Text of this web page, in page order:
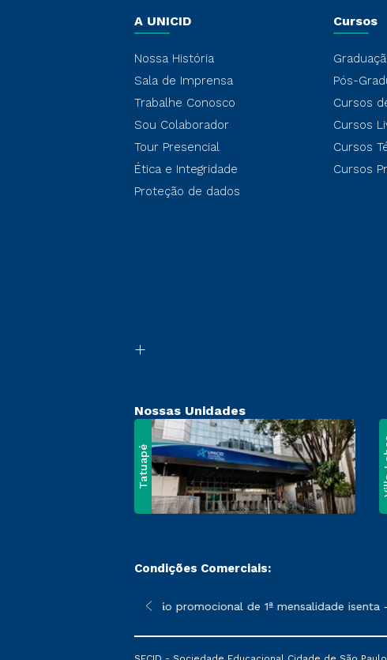
A UNICID
Nossa História
Sala de Imprensa
Trabalhe Conosco
Sou Colaborador
Tour Presencial
Ética e Integridade
Proteção de dados
Cursos
Pós-
Cursos
Cursos
Cursos
Cursos
Nossas Unidades
Tatuapé
Condições Comerciais:
sofrer alterações nos períodos de rematrícula conforme
*A condição promocional de 1ª mensalidade isenta